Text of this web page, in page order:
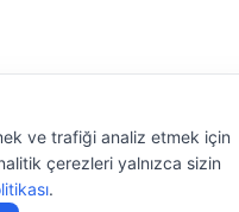
ve trafiği analiz etmek için
çerezleri yalnızca sizin
.